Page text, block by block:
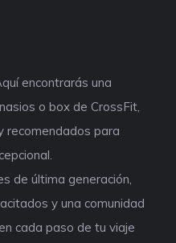
encontrarás una
o box de CrossFit,
recomendados para
de última generación,
y una comunidad
cada paso de tu viaje